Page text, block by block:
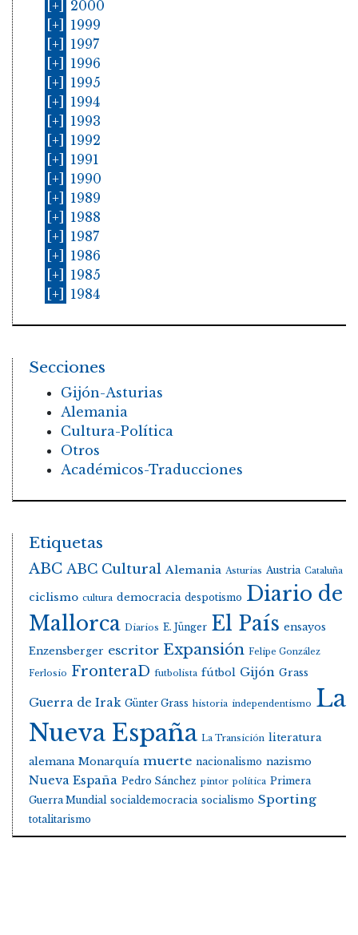
[+]
2000
[+]
1999
[+]
1997
[+]
1996
[+]
1995
[+]
1994
[+]
1993
[+]
1992
[+]
1991
[+]
1990
[+]
1989
[+]
1988
[+]
1987
[+]
1986
[+]
1985
[+]
1984
Secciones
Gijón-Asturias
Alemania
Cultura-Política
Otros
Académicos-Traducciones
Etiquetas
ABC ABC Cultural Alemania Asturias Austria Cataluña
ciclismo cultura democracia despotismo Diario de
Mallorca Diarios E. Jünger El País ensayos
Enzensberger escritor Expansión Felipe González
Ferlosio FronteraD futbolista fútbol Gijón Grass
Guerra de Irak Günter Grass historia independentismo La
Nueva España La Transición literatura
alemana Monarquía muerte nacionalismo nazismo
Nueva España Pedro Sánchez pintor política Primera
Guerra Mundial socialdemocracia socialismo Sporting
totalitarismo